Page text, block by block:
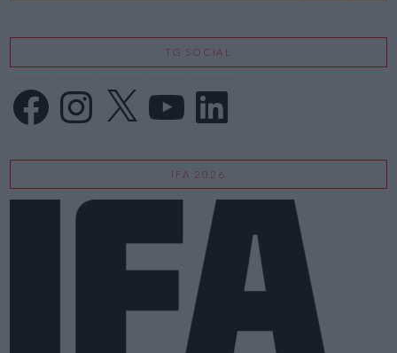
TG SOCIAL
FacebookInstagram
X LinkedIn
IFA 2026